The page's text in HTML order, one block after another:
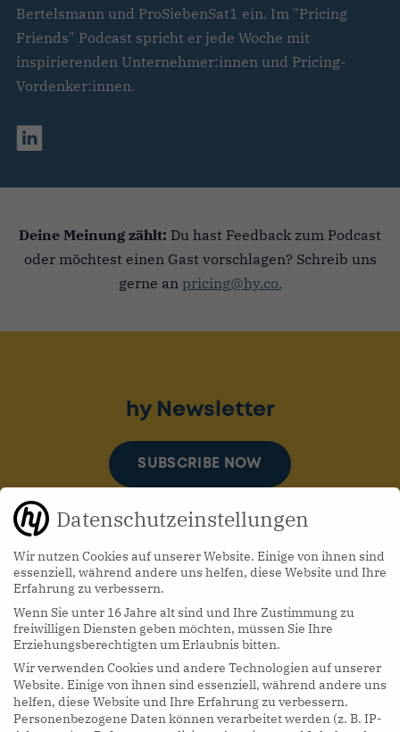
Bertelsmann und ProSiebenSat1 ein. Im "Pricing
Friends" Podcast spricht er jede Woche mit
inspirierenden Unternehmer:innen und Pricing-
Vordenker:innen.
Deine Meinung zählt: Du hast Feedback zum Podcast
oder möchtest einen Gast vorschlagen? Schreib uns
gerne an pricing@hy.co.
hy Podcasts
LISTEN NOW
hy Newsletter
SUBSCRIBE NOW
Datenschutzeinstellungen
Wir nutzen Cookies auf unserer Website. Einige von ihnen sind
essenziell, während andere uns helfen, diese Website und Ihre
Erfahrung zu verbessern.
Wenn Sie unter 16 Jahre alt sind und Ihre Zustimmung zu
freiwilligen Diensten geben möchten, müssen Sie Ihre
Erziehungsberechtigten um Erlaubnis bitten.
Wir verwenden Cookies und andere Technologien auf unserer
Website. Einige von ihnen sind essenziell, während andere uns
helfen, diese Website und Ihre Erfahrung zu verbessern.
Personenbezogene Daten können verarbeitet werden (z. B. IP-